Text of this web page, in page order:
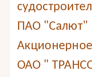
ПАО "Салют"
ОАО "